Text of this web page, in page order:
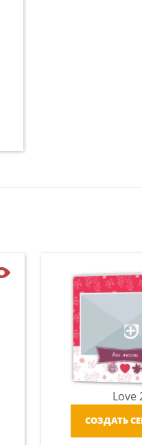
Love
СОЗДАТЬ